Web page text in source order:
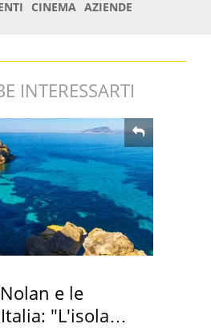
INTERESSARTI
e le
"L'isola